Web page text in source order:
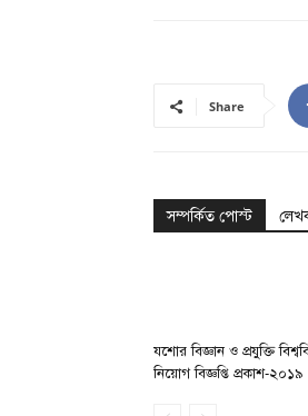
Share
সম্পর্কিত পোস্ট
যশোর বিজ্ঞান ও প্রযুক্তি
নিয়োগ বিজ্ঞপ্তি প্রকাশ-২০১৯